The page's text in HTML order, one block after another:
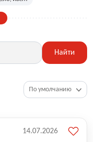
ивент
реклама Найти
14.07.2026